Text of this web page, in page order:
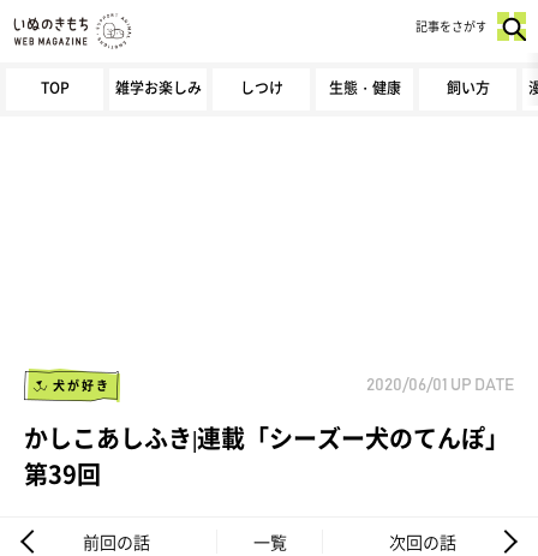
TOP 雑学お楽しみ しつけ 生態・健康 飼い方
記事をさがす
犬が好き 2020/06/01 UP DATE
かしこあしふき|連載「シーズー犬のてんぽ」
第39回
前回の話 一覧 次回の話